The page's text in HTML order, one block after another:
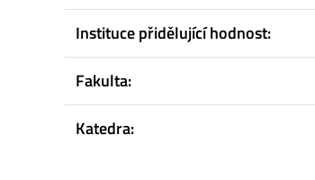
Instituce přidělující hodnost:
Fakulta:
Katedra: